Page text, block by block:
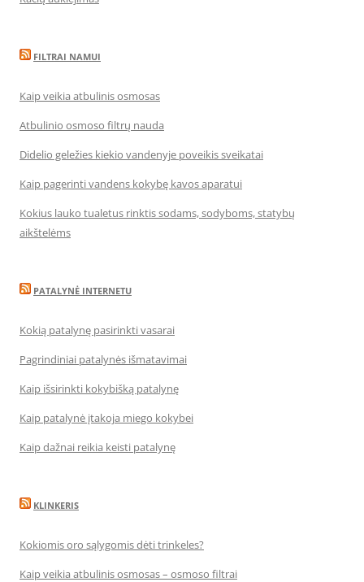
FILTRAI NAMUI
Kaip veikia atbulinis osmosas
Atbulinio osmoso filtrų nauda
Didelio geležies kiekio vandenyje poveikis sveikatai
Kaip pagerinti vandens kokybę kavos aparatui
Kokius lauko tualetus rinktis sodams, sodyboms, statybų
aikštelėms
PATALYNĖ INTERNETU
Kokią patalynę pasirinkti vasarai
Pagrindiniai patalynės išmatavimai
Kaip išsirinkti kokybišką patalynę
Kaip patalynė įtakoja miego kokybei
Kaip dažnai reikia keisti patalynę
KLINKERIS
Kokiomis oro sąlygomis dėti trinkeles?
Kaip veikia atbulinis osmosas – osmoso filtrai